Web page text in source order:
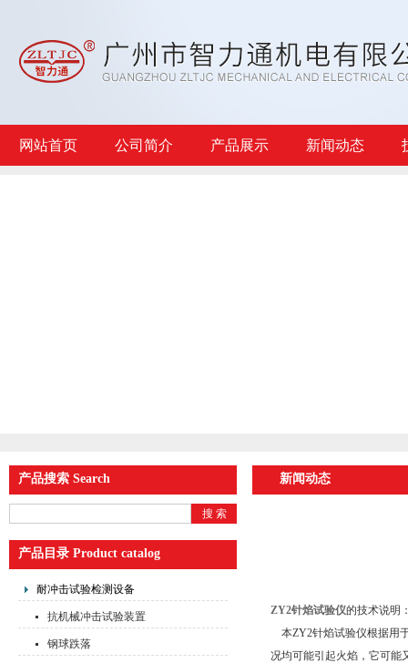
网站首页 公司简介 产品展示 新闻动态
产品搜索 Search
产品目录 Product catalog
耐冲击试验检测设备
抗机械冲击试验装置
钢球跌落
新闻动态
ZY2针焰试验仪的技术说明
本ZY2针焰试验仪根据用
况均可能引起火焰，它可能